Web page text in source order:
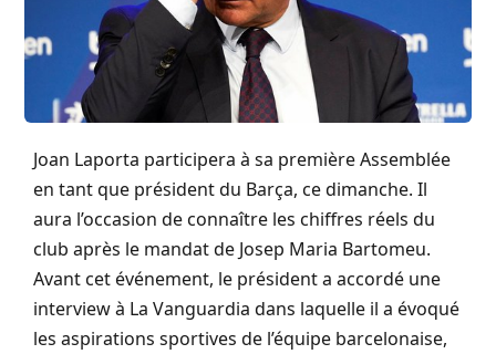
Joan Laporta participera à sa première Assemblée
en tant que président du Barça, ce dimanche. Il
aura l’occasion de connaître les chiffres réels du
club après le mandat de Josep Maria Bartomeu.
Avant cet événement, le président a accordé une
interview à La Vanguardia dans laquelle il a évoqué
les aspirations sportives de l’équipe barcelonaise,